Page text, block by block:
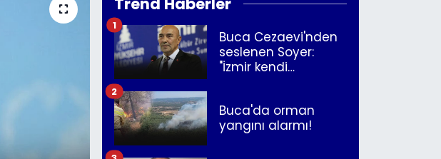
Buca Cezaevi'nden
seslenen Soyer:
"İzmir kendi
1
Buca'da orman
yangını alarmı!
2